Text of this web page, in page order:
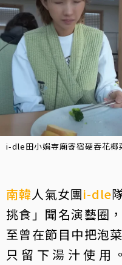
i-dle田小娟寺廟寄宿硬吞花椰
南韓人氣女團i-dle
挑食」聞名演藝圈
至曾在節目中把泡
只留下湯汁使用